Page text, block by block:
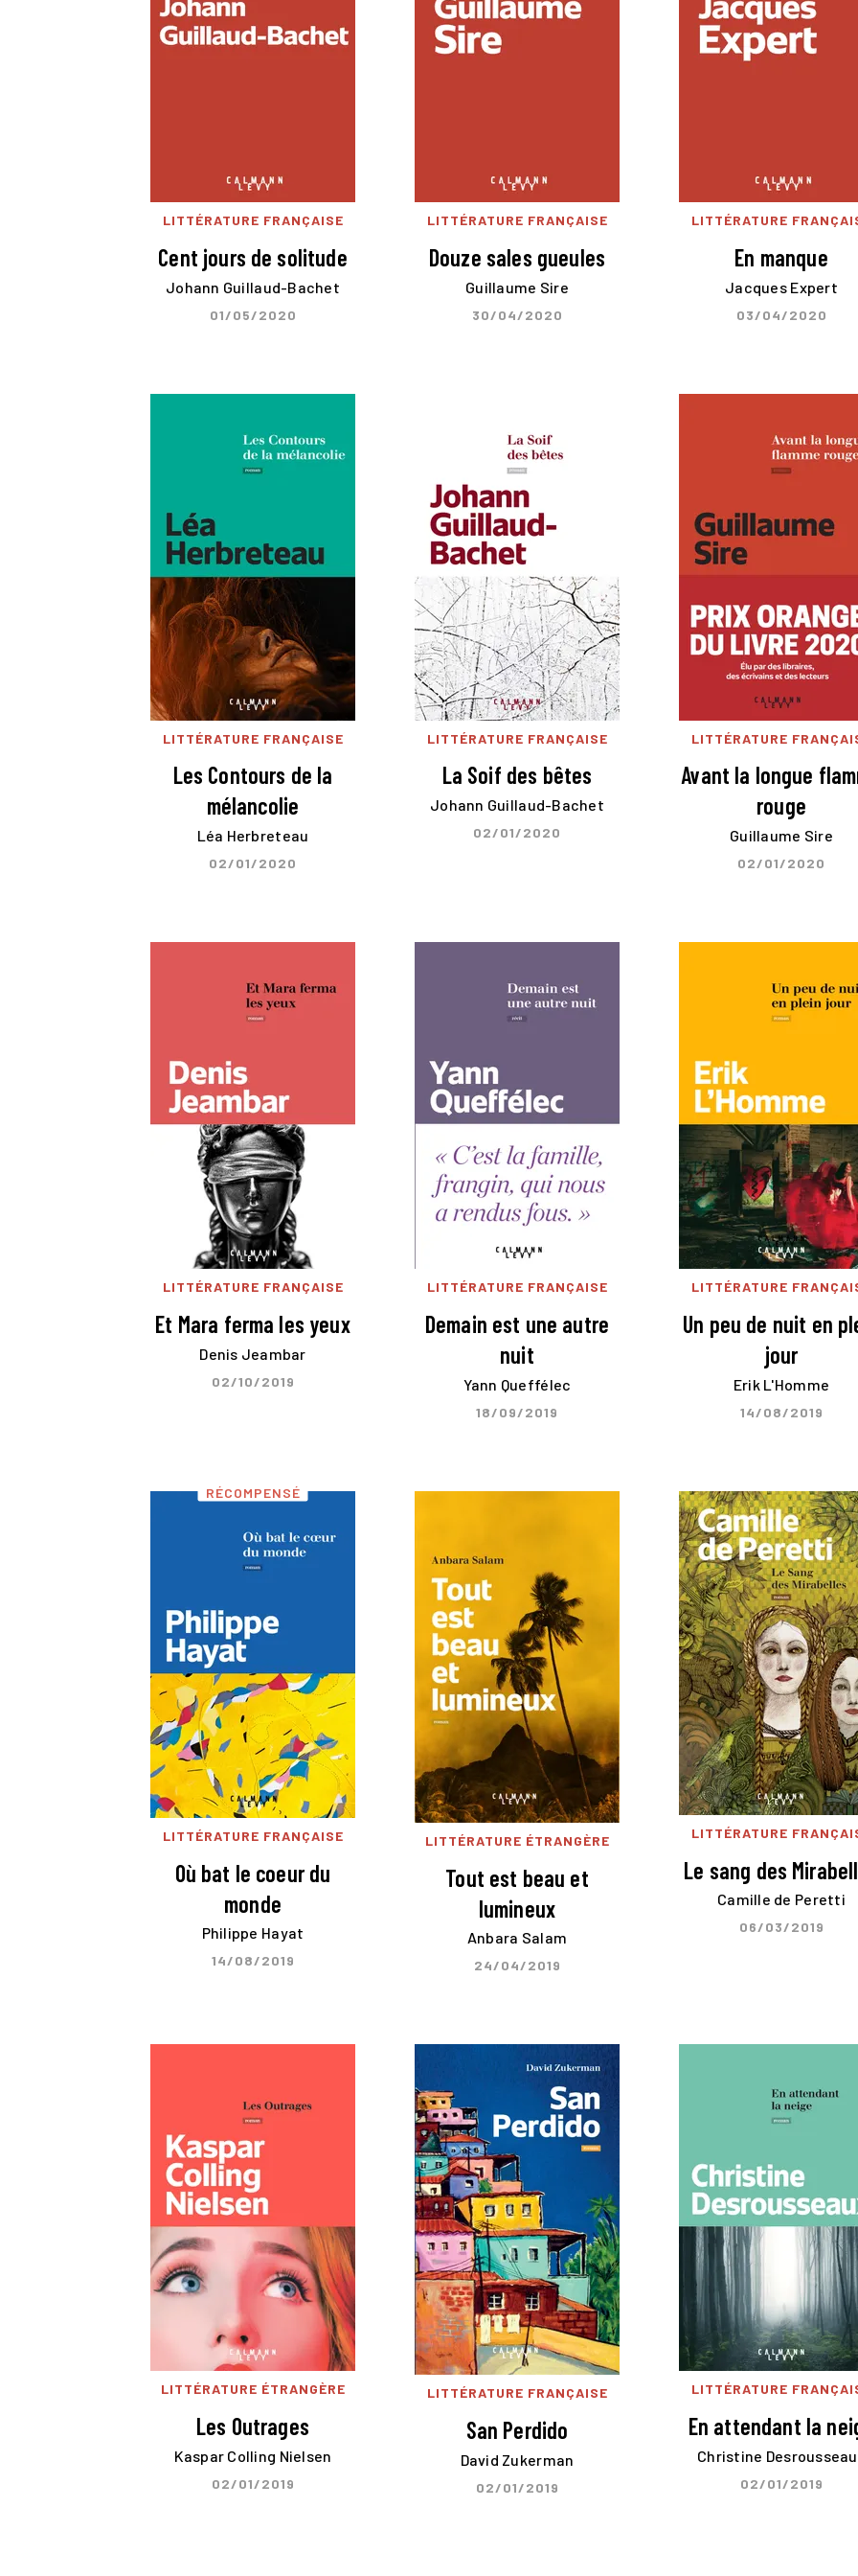
LITTÉRATURE FRANÇAISE
Cent jours de solitude
Johann Guillaud-Bachet
01/05/2020
LITTÉRATURE FRANÇAISE
Douze sales gueules
Guillaume Sire
30/04/2020
LITTÉRATURE
En manque
Jacques Expert
03/04/2020
LITTÉRATURE FRANÇAISE
Les Contours de la
mélancolie
Léa Herbreteau
02/01/2020
LITTÉRATURE FRANÇAISE
La Soif des bêtes
Johann Guillaud-Bachet
02/01/2020
LITTÉRATURE
Avant la longue
rouge
Guillaume Sire
02/01/2020
LITTÉRATURE FRANÇAISE
Et Mara ferma les yeux
Denis Jeambar
02/10/2019
LITTÉRATURE FRANÇAISE
Demain est une autre
nuit
Yann Queffélec
18/09/2019
LITTÉRATURE
Un peu de nuit en
jour
Erik L'Homme
14/08/2019
RÉCOMPENSÉ
LITTÉRATURE FRANÇAISE
Où bat le coeur du
monde
Philippe Hayat
14/08/2019
LITTÉRATURE ÉTRANGÈRE
Tout est beau et
lumineux
Anbara Salam
24/04/2019
LITTÉRATURE
Le sang des
Camille de Peretti
06/03/2019
LITTÉRATURE ÉTRANGÈRE
Les Outrages
Kaspar Colling Nielsen
02/01/2019
LITTÉRATURE FRANÇAISE
San Perdido
David Zukerman
02/01/2019
LITTÉRATURE
En attendant la
Christine
02/01/2019